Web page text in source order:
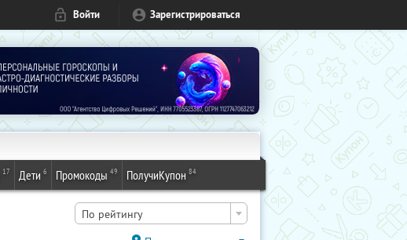
Войти Зарегистрироваться
17 Дети 6 Промокоды 49 ПолучиКупон 84
По рейтингу